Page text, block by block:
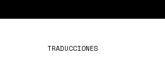
TRADUCCIONES